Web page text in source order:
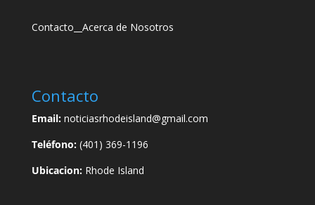
Contacto Acerca de Nosotros
Contacto
Email:noticiasrhodeisland@gmail.com
Teléfono:(401) 369-1196
Ubicacion:Rhode Island